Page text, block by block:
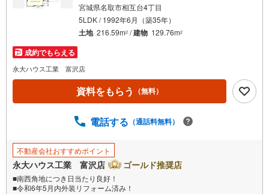
宮城県名取市相互台4丁目
5LDK / 1992年6月（築35年）
土地 216.59m2 /建物 129.76m2
成約でもらえる
永大ハウス工業 富沢店
資料をもらう （無料）
電話する （通話料無料）
不動産会社おすすめポイント
永大ハウス工業 富沢店 ゴールド推奨店
■南西角地につき日当たり良好！
■令和6年5月内外装リフォーム済み！